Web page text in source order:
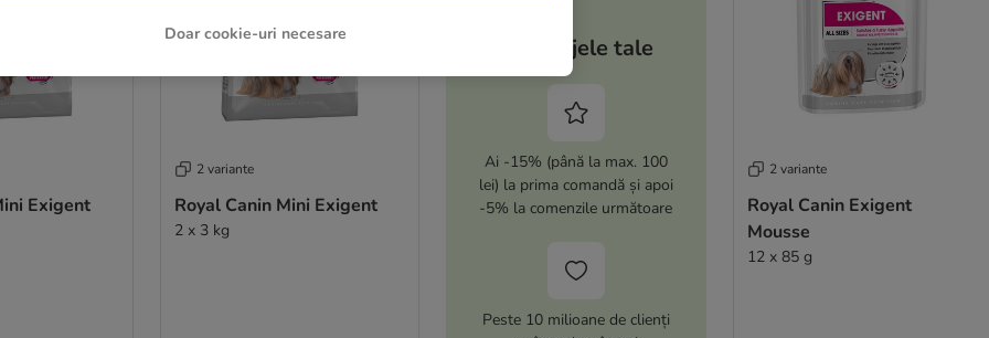
Exigent
2 variante
Royal Canin Mini Exigent
2 x 3 kg
Avantajele tale
Ai -15% (până la max. 100
lei) la prima comandă și apoi
-5% la comenzile următoare
Peste 10 milioane de clienți
2 variante
Royal Canin Exigent
Mousse
12 x 85 g
Doar cookie-uri necesare